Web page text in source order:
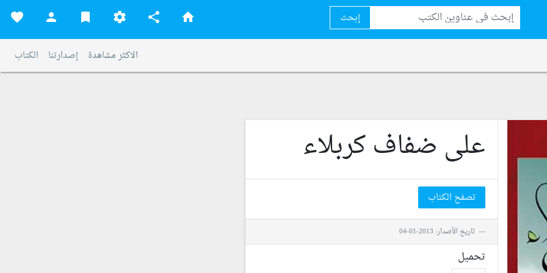
إبحث home
share
settings
bookmark
person
favorite
الاكثر مشاهدة إصدارتنا الكتاب
على ضفاف كربلاء
تصفح الكتاب
تاريخ الأصدار: 2013-01-04
تحميل